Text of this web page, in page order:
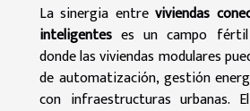
La sinergia entreviviendas
inteligentes es un campo
donde las viviendas modulares
de automatización, gestión
con infraestructuras urbanas.